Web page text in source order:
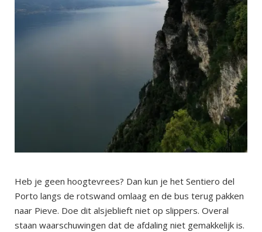
Heb je geen hoogtevrees? Dan kun je het Sentiero del
Porto langs de rotswand omlaag en de bus terug pakken
naar Pieve. Doe dit alsjeblieft niet op slippers. Overal
staan waarschuwingen dat de afdaling niet gemakkelijk is.